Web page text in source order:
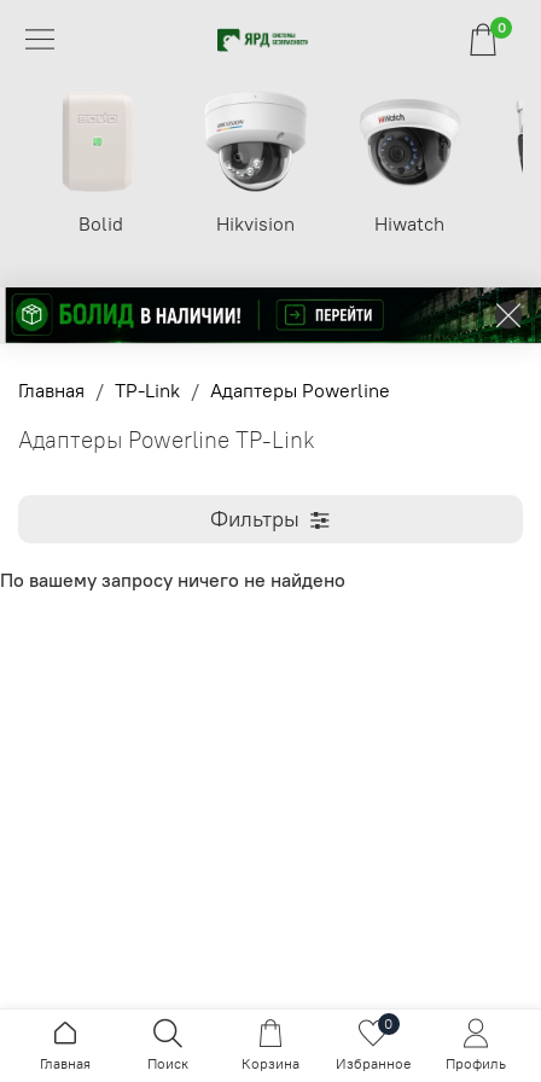
0
Bolid Hikvision Hiwatch
Главная TP-Link Адаптеры Powerline
Адаптеры Powerline TP-Link
Фильтры
По вашему запросу ничего не найдено
Главная Поиск Корзина
0
Избранное Профиль